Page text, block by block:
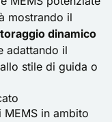
mostrando il
dinamico
adattando il
stile di guida o
in ambito